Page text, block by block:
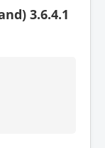
3.6.4.1